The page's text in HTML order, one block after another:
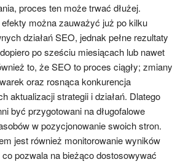
proces ten może trwać dłużej.
można zauważyć już po kilku
działań SEO, jednak pełne rezultaty
po sześciu miesiącach lub nawet
to, że SEO to proces ciągły; zmiany
oraz rosnąca konkurencja
aktualizacji strategii i działań. Dlatego
być przygotowani na długofalowe
w pozycjonowanie swoich stron.
jest również monitorowanie wyników
pozwala na bieżąco dostosowywać